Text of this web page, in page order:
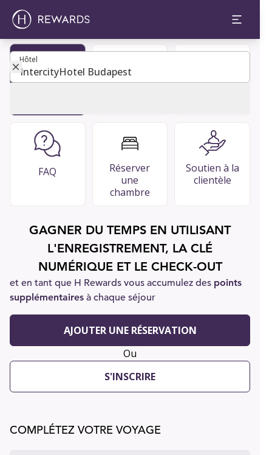
Hôtel
Hôtel
FAQ
Réserver
une
chambre
Soutien à la
clientèle
GAGNER DU TEMPS EN UTILISANT
L'ENREGISTREMENT, LA CLÉ
NUMÉRIQUE ET LE CHECK-OUT
et en tant que H Rewards vous accumulez des points
supplémentaires à chaque séjour
AJOUTER UNE RÉSERVATION
Ou
S'INSCRIRE
COMPLÉTEZ VOTRE VOYAGE